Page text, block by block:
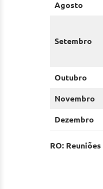
Agosto
Setembro
Outubro
Novembro
Dezembro
RO: